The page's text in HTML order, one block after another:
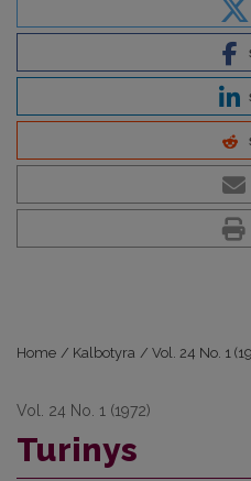
Home / Kalbotyra / Vol. 24 No. 1
Vol. 24 No. 1 (1972)
Turinys